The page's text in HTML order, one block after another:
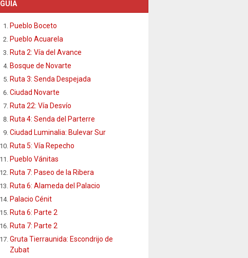
GUIA
Pueblo Boceto
Pueblo Acuarela
Ruta 2: Vía del Avance
Bosque de Novarte
Ruta 3: Senda Despejada
Ciudad Novarte
Ruta 22: Vía Desvío
Ruta 4: Senda del Parterre
Ciudad Luminalia: Bulevar Sur
Ruta 5: Vía Repecho
Pueblo Vánitas
Ruta 7: Paseo de la Ribera
Ruta 6: Alameda del Palacio
Palacio Cénit
Ruta 6: Parte 2
Ruta 7: Parte 2
Gruta Tierraunida: Escondrijo de
Zubat